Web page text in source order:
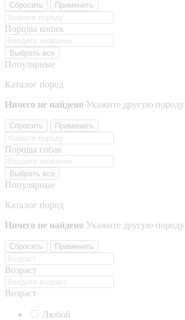
Сбросить Применить
Породы кошек
Выбрать все
Популярные
Каталог пород
Ничего не найдено Укажите другую породу
Сбросить Применить
Породы собак
Выбрать все
Популярные
Каталог пород
Ничего не найдено Укажите другую породу
Сбросить Применить
Возраст
Возраст
Любой